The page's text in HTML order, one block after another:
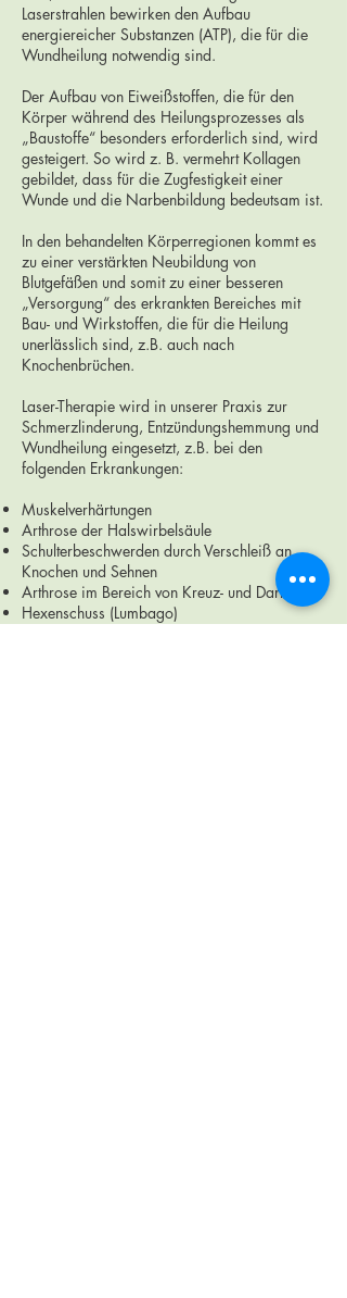
Laserstrahlen bewirken den Aufbau
energiereicher Substanzen (ATP), die für die
Wundheilung notwendig sind.
Der Aufbau von Eiweißstoffen, die für den
Körper während des Heilungsprozesses als
„Baustoffe“ besonders erforderlich sind, wird
gesteigert. So wird z. B. vermehrt Kollagen
gebildet, dass für die Zugfestigkeit einer
Wunde und die Narbenbildung bedeutsam ist.
In den behandelten Körperregionen kommt es
zu einer verstärkten Neubildung von
Blutgefäßen und somit zu einer besseren
„Versorgung“ des erkrankten Bereiches mit
Bau- und Wirkstoffen, die für die Heilung
unerlässlich sind, z.B. auch nach
Knochenbrüchen.
Laser-Therapie wird in unserer Praxis zur
Schmerzlinderung, Entzündungshemmung und
Wundheilung eingesetzt, z.B. bei den
folgenden Erkrankungen:
Muskelverhärtungen
Arthrose der Halswirbelsäule
Schulterbeschwerden durch Verschleiß an
Knochen und Sehnen
Arthrose im Bereich von Kreuz- und Darmbein
Hexenschuss (Lumbago)